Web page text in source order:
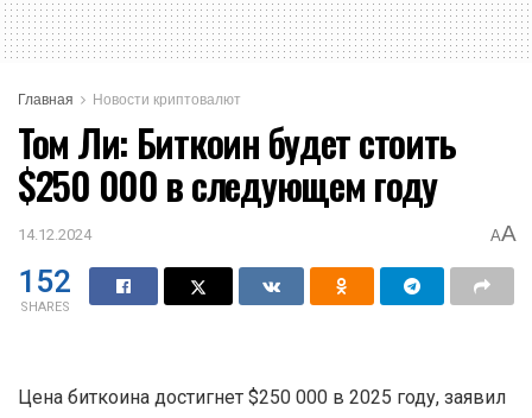
Главная Новости криптовалют
Том Ли: Биткоин будет стоить
$250 000 в следующем году
14.12.2024 AA
152
SHARES